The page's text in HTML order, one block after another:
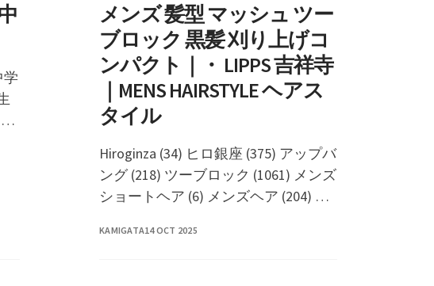
学
メンズ 髪型 マッシュ ツー
ブロック 黒髪 刈り上げコ
ンパクト｜・ LIPPS 吉祥寺
｜MENS HAIRSTYLE ヘアス
タイル
Hiroginza (34) ヒロ銀座 (375) アップバ
ング (218) ツーブロック (1061) メンズ
ショートヘア (6) メンズヘア (204) ビ
(519) �
KAMIGATA14 OCT 2025